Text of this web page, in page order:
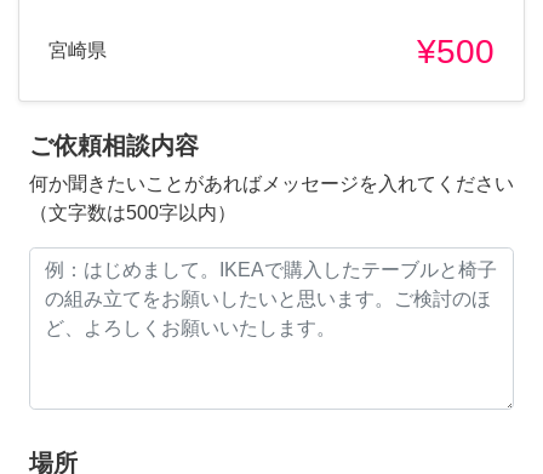
宮崎県 ¥500
ご依頼相談内容
何か聞きたいことがあればメッセージを入れてください
（文字数は500字以内）
場所